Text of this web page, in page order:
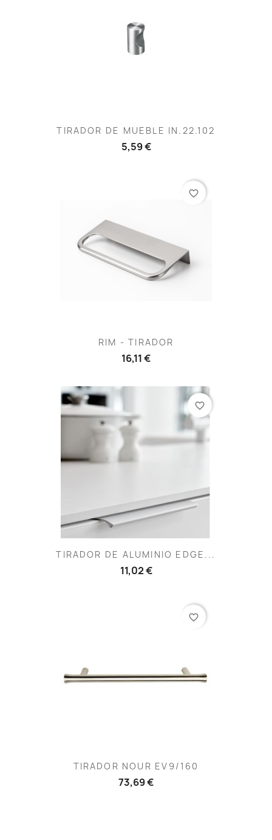
TIRADOR DE MUEBLE IN.22.102
5,59 €
RIM - TIRADOR
16,11 €
favorite_border
TIRADOR DE ALUMINIO EDGE...
11,02 €
favorite_border
TIRADOR NOUR EV9/160
73,69 €
favorite_border